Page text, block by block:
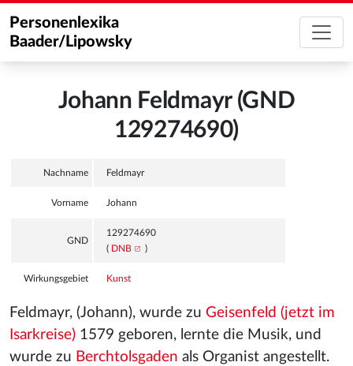
Personenlexika
Baader/Lipowsky
Johann Feldmayr (GND
129274690)
Nachname Feldmayr
Vorname Johann
GND
129274690
( DNB )
Wirkungsgebiet Kunst
Feldmayr, (Johann), wurde zu Geisenfeld (jetzt im
Isarkreise) 1579 geboren, lernte die Musik, und
wurde zu Berchtolsgaden als Organist angestellt.